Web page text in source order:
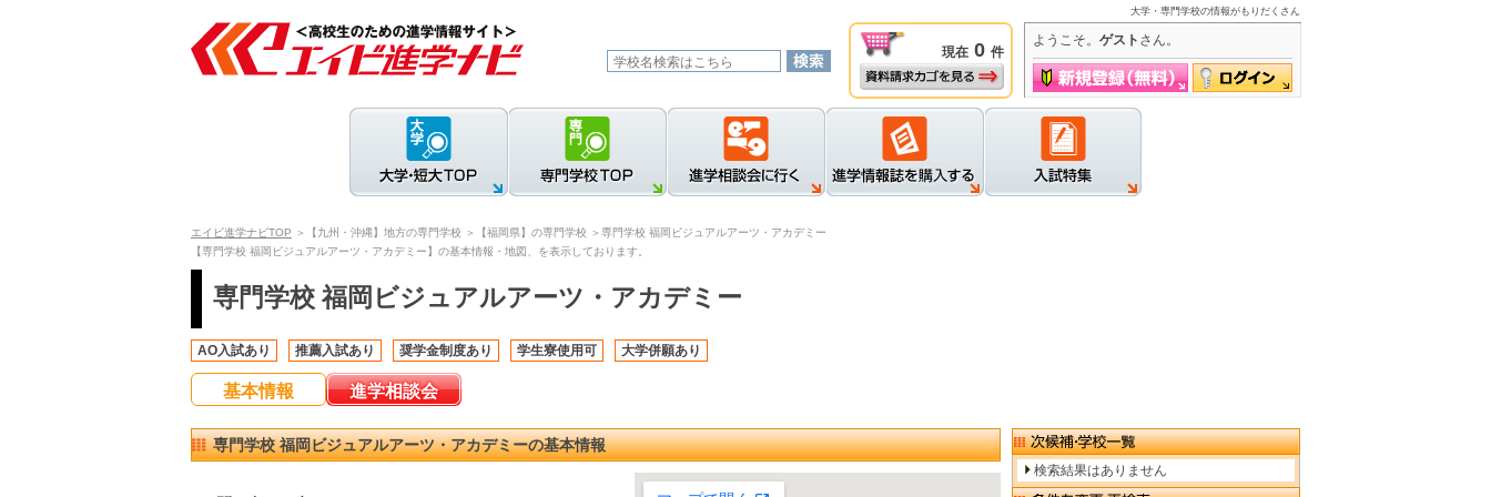
大学・専門学校の情報がもりだくさん
現在 0 件
資料請求カゴを見る
新規登録 ログイン
ようこそ。 ゲスト さん。
エイビ進学ナビTOP ＞【九州・沖縄】地方の専門学校 ＞【福岡県】の専門学校 ＞専門学校 福岡ビジュアルアーツ・アカデミー
【専門学校 福岡ビジュアルアーツ・アカデミー】の基本情報・地図、を表示しております。
専門学校 福岡ビジュアルアーツ・アカデミー
AO入試あり 推薦入試あり 奨学金制度あり 学生寮使用可 大学併願あり
基本情報 進学相談会
専門学校 福岡ビジュアルアーツ・アカデミーの基本情報
検索結果はありません